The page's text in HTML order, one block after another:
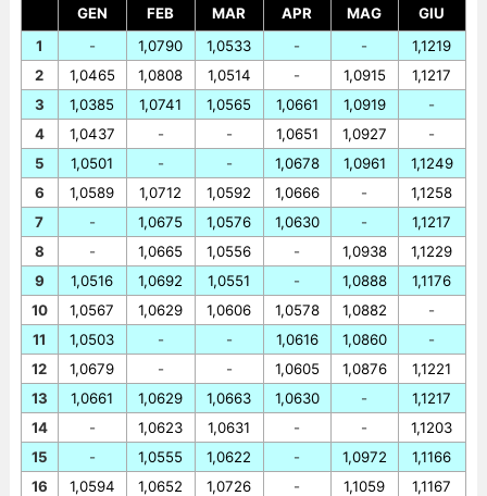
GEN FEB MAR APR MAG
GIU
1
2
3
4
5
6
7
8
9
10
11
12
13
14
15
16
-
1,0465
1,0385
1,0437
1,0501
1,0589
-
-
1,0516
1,0567
1,0503
1,0679
1,0661
-
-
1,0594
1,0790
1,0808
1,0741
-
-
1,0712
1,0675
1,0665
1,0692
1,0629
-
-
1,0629
1,0623
1,0555
1,0652
1,0533
1,0514
1,0565
-
-
1,0592
1,0576
1,0556
1,0551
1,0606
-
-
1,0663
1,0631
1,0622
1,0726
-
-
1,0661
1,0651
1,0678
1,0666
1,0630
-
-
1,0578
1,0616
1,0605
1,0630
-
-
-
-
1,0915
1,0919
1,0927
1,0961
-
-
1,0938
1,0888
1,0882
1,0860
1,0876
-
-
1,0972
1,1059
1,1219
1,1217
-
-
1,1249
1,1258
1,1217
1,1229
1,1176
-
-
1,1221
1,1217
1,1203
1,1166
1,1167